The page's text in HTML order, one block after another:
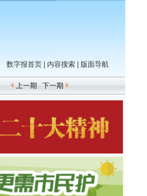
数字报首页 内容搜索 版面导航
上一期 下一期